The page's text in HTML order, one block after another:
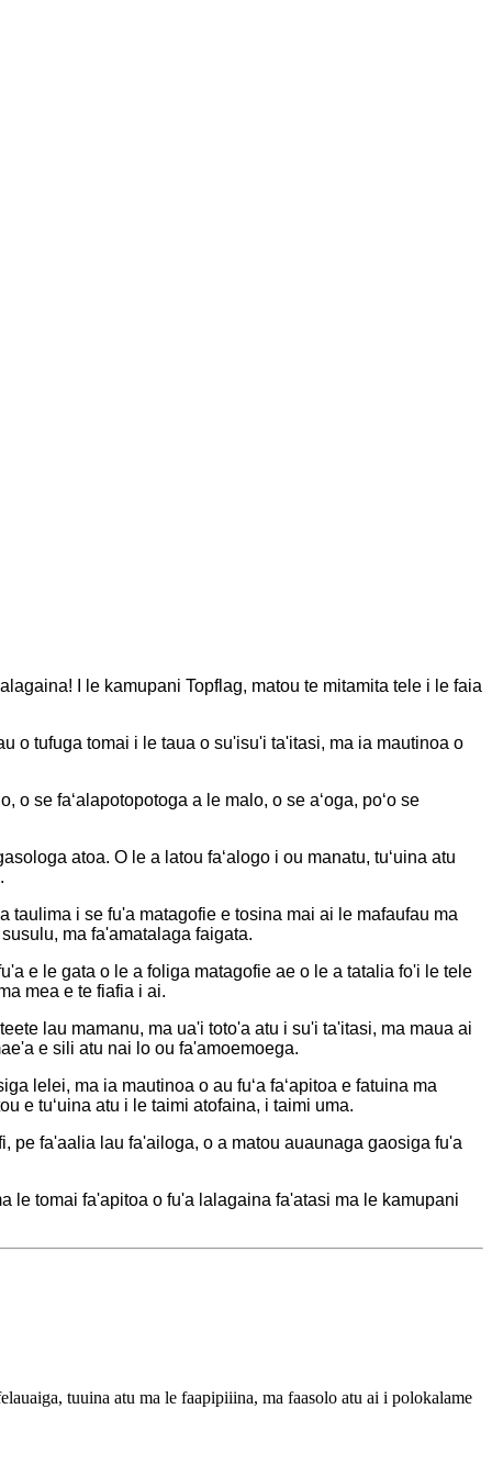
I le kamupani Topflag, matou te mitamita tele i le faia
o tufuga tomai i le taua o su'isu'i ta'itasi, ma ia mautinoa o
o se faʻalapotopotoga a le malo, o se aʻoga, poʻo se
atoa. O le a latou faʻalogo i ou manatu, tuʻuina atu
i se fu'a matagofie e tosina mai ai le mafaufau ma
ma fa'amatalaga faigata.
e le gata o le a foliga matagofie ae o le a tatalia fo'i le tele
mea e te fiafia i ai.
lau mamanu, ma ua'i toto'a atu i su'i ta'itasi, ma maua ai
e sili atu nai lo ou fa'amoemoega.
lelei, ma ia mautinoa o au fuʻa faʻapitoa e fatuina ma
e tuʻuina atu i le taimi atofaina, i taimi uma.
pe fa'aalia lau fa'ailoga, o a matou auaunaga gaosiga fu'a
le tomai fa'apitoa o fu'a lalagaina fa'atasi ma le kamupani
tuuina atu ma le faapipiiina, ma faasolo atu ai i polokalame